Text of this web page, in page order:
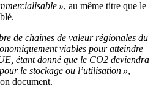
», au même titre que le
de chaînes de valeur régionales du
viables pour atteindre
étant donné que le CO2 deviendra
le stockage ou l’utilisation »,
document.